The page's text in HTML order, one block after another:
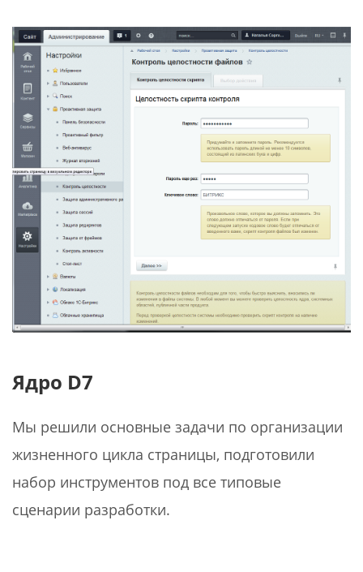
Ядро D7
Мы решили основные задачи по организации
жизненного цикла страницы, подготовили
набор инструментов под все типовые
сценарии разработки.